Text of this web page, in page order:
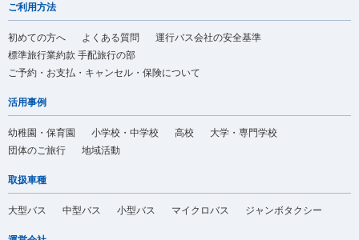
ご利用方法
初めての方へ よくある質問
運行バス会社の安全基準
標準旅行業約款 手配旅行の部
ご予約・お支払・キャンセル・保険について
活用事例
幼稚園・保育園 小学校・中学校 高校
大学・専門学校
団体のご旅行
地域活動
取扱車種
大型バス 中型バス 小型バス マイクロバス ジャンボタクシー